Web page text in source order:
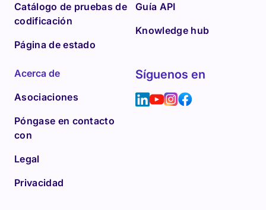
Catálogo de pruebas de
codificación
Página de estado
Guía API
Knowledge hub
Acerca de
Asociaciones
Póngase en contacto
con
Legal
Privacidad
Síguenos en